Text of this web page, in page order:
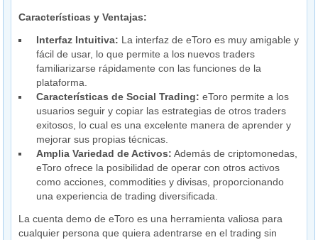
Características y Ventajas:
Interfaz Intuitiva: La interfaz de eToro es muy amigable y
fácil de usar, lo que permite a los nuevos traders
familiarizarse rápidamente con las funciones de la
plataforma.
Características de Social Trading: eToro permite a los
usuarios seguir y copiar las estrategias de otros traders
exitosos, lo cual es una excelente manera de aprender y
mejorar sus propias técnicas.
Amplia Variedad de Activos: Además de criptomonedas,
eToro ofrece la posibilidad de operar con otros activos
como acciones, commodities y divisas, proporcionando
una experiencia de trading diversificada.
La cuenta demo de eToro es una herramienta valiosa para
cualquier persona que quiera adentrarse en el trading sin